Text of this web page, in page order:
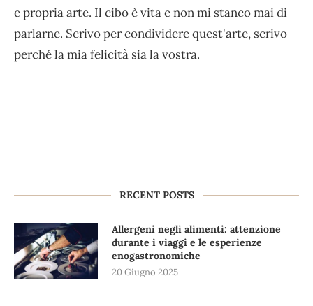
e propria arte. Il cibo è vita e non mi stanco mai di
parlarne. Scrivo per condividere quest'arte, scrivo
perché la mia felicità sia la vostra.
RECENT POSTS
Allergeni negli alimenti: attenzione
durante i viaggi e le esperienze
enogastronomiche
20 Giugno 2025